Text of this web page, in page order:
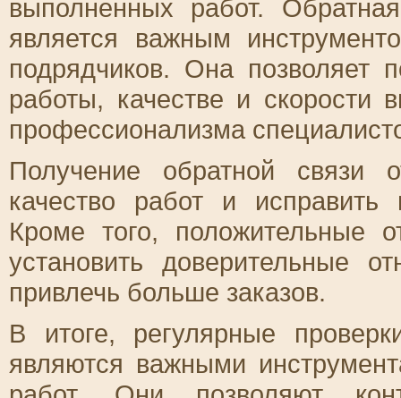
выполненных работ.
является важным
подрядчиков. Она позволяет
работы, качестве и скорости
профессионализма
Получение обратной связи
качество работ и исправить
Кроме того, положительные
установить доверительные
привлечь больше заказов.
В итоге, регулярные
являются важными